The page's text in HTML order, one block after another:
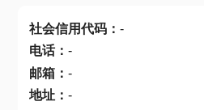
社会信用代码： -
电话： -
邮箱： -
地址： -